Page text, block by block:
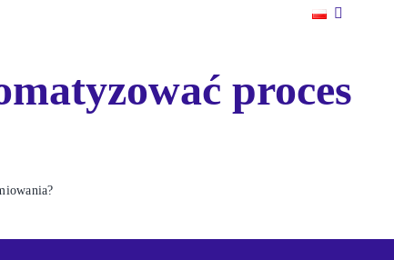
proces